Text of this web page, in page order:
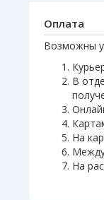
Оплата
Возможны
В
На
На